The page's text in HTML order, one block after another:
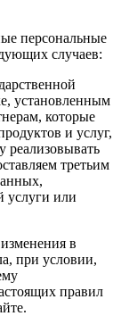
персональные
случаев:
установленным
которые
и услуг,
реализовывать
третьим
услуги или
в
при условии,
правил